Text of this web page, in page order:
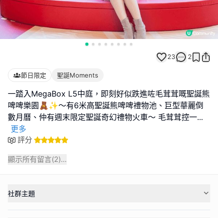
23 2
節日限定 聖誕Moments
一踏入MegaBox L5中庭，即刻好似跌進咗毛茸茸嘅聖誕熊
啤啤樂園🧸✨～有6米高聖誕熊啤啤禮物池、巨型華麗倒
數月曆、仲有週末限定聖誕奇幻禮物火車～ 毛茸茸控一...
更多
評分
顯示所有留言(2)...
社群主題